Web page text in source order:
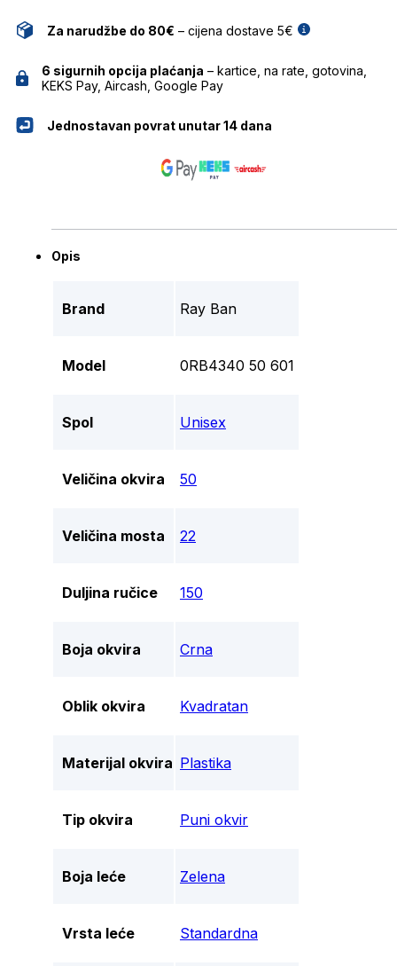
Za narudžbe do 80€ – cijena dostave 5€
6 sigurnih opcija plaćanja – kartice, na rate, gotovina,
KEKS Pay, Aircash, Google Pay
Jednostavan povrat unutar 14 dana
Opis
Brand Ray Ban
Model 0RB4340 50 601
Spol Unisex
Veličina okvira 50
Veličina mosta 22
Duljina ručice 150
Boja okvira Crna
Oblik okvira Kvadratan
Materijal okvira Plastika
Tip okvira Puni okvir
Boja leće Zelena
Vrsta leće Standardna